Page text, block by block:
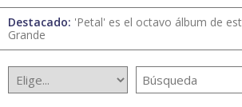
Destacado: 'Petal' es el octavo álbum de
Grande